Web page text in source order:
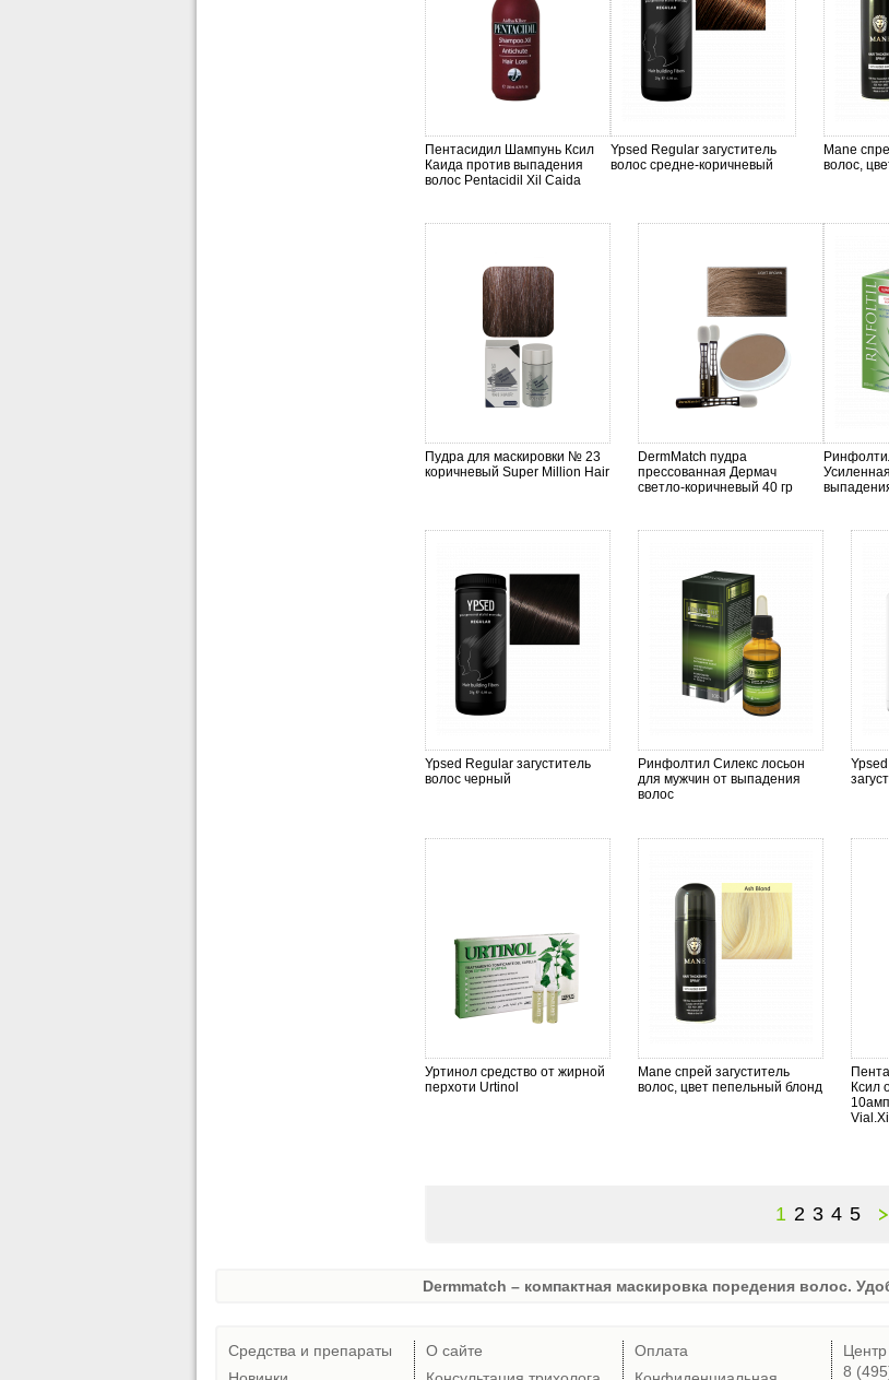
Пентасидил Шампунь Ксил
Каида против выпадения
волос Pentacidil Xil Caida
Ypsed Regular загуститель
волос средне-коричневый
Mane
волос,
Пудра для маскировки № 23
коричневый Super Million Hair
DermMatch пудра
прессованная Дермач
светло-коричневый 40 гр
Ypsed Regular загуститель
волос черный
Ринфолтил Силекс лосьон
для мужчин от выпадения
волос
Уртинол средство от жирной
перхоти Urtinol
Mane спрей загуститель
волос, цвет пепельный блонд
Ксил
Vial.Xil
1 2 3 4 5
Dermmatch – компактная маскировка поредения волос.
Средства и препараты
О сайте
Оплата
Центр
8